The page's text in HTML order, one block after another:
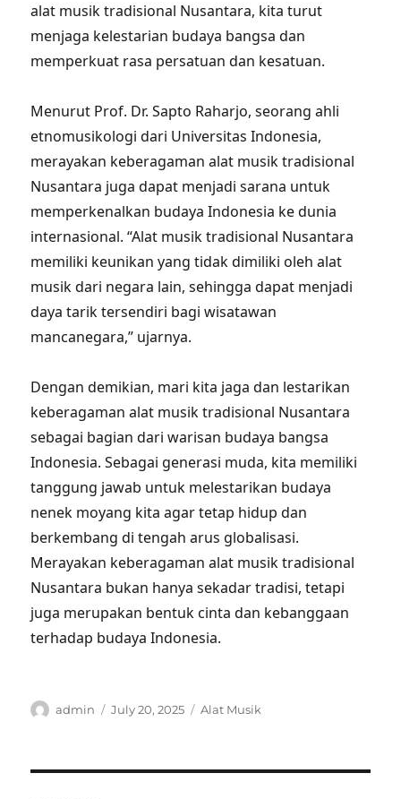
alat musik tradisional Nusantara, kita turut
menjaga kelestarian budaya bangsa dan
memperkuat rasa persatuan dan kesatuan.
Menurut Prof. Dr. Sapto Raharjo, seorang ahli
etnomusikologi dari Universitas Indonesia,
merayakan keberagaman alat musik tradisional
Nusantara juga dapat menjadi sarana untuk
memperkenalkan budaya Indonesia ke dunia
internasional. “Alat musik tradisional Nusantara
memiliki keunikan yang tidak dimiliki oleh alat
musik dari negara lain, sehingga dapat menjadi
daya tarik tersendiri bagi wisatawan
mancanegara,” ujarnya.
Dengan demikian, mari kita jaga dan lestarikan
keberagaman alat musik tradisional Nusantara
sebagai bagian dari warisan budaya bangsa
Indonesia. Sebagai generasi muda, kita memiliki
tanggung jawab untuk melestarikan budaya
nenek moyang kita agar tetap hidup dan
berkembang di tengah arus globalisasi.
Merayakan keberagaman alat musik tradisional
Nusantara bukan hanya sekadar tradisi, tetapi
juga merupakan bentuk cinta dan kebanggaan
terhadap budaya Indonesia.
Author
admin
Posted
July 20, 2025 Categories
Alat Musik